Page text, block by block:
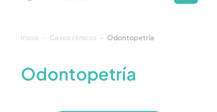
Inicio - Casos clínicos - Odontopetría
Odontopetría